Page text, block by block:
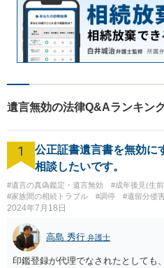
遺言無効の法律Q&Aランキン
1
公正証書遺言書を無効に
相談したいです。
#遺言の真偽鑑定・遺言無効 #成年後見(生
#家族間の相続トラブル
#調停 #遺留分侵
2024年7月18日
高島 秀行 弁護士
印鑑登録が代理でなされたとしても